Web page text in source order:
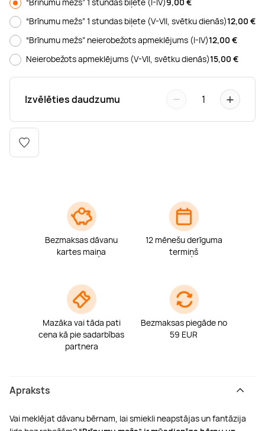
Boulderings
Kērlings
Kikbokss
Citas ūdens izklaides
Vindsērfings
Kaitbords
Mūzikas nodarbības
Deju nodarbības
Tetovēšanas salons
Deguna un Nabas pīrsings
Ausu caurduršana
“Brīnumu mežs” 1 stundas biļete (I-IV)9,00 €
“Brīnumu mežs” 1 stundas biļete (V-VII, svētku dienās)12,00 €
“Brīnumu mežs” neierobežots apmeklējums (I-IV)12,00 €
Neierobežots apmeklējums (V-VII, svētku dienās)15,00 €
Izvēlēties daudzumu − 1 +
Bezmaksas dāvanu
kartes maiņa
12 mēnešu derīguma
termiņš
Mazāka vai tāda pati
cena kā pie sadarbības
partnera
Bezmaksas piegāde no
59 EUR
Apraksts
Vai meklējat dāvanu bērnam, lai smiekli neapstājas un fantāzija